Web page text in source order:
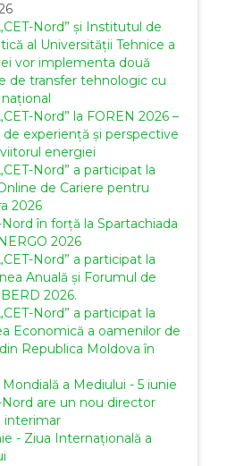
Nord” și Institutul de
al Universității Tehnice a
vor implementa două
de transfer tehnologic cu
Nord” la FOREN 2026 –
experiență și perspective
energiei
Nord” a participat la
de Cariere pentru
2026
Nord în forță la Spartachiada
2026
Nord” a participat la
Anuală și Forumul de
2026.
Nord” a participat la
Economică a oamenilor de
Republica Moldova în
Mondială a Mediului - 5 iunie
Nord are un nou director
interimar
- Ziua Internațională a